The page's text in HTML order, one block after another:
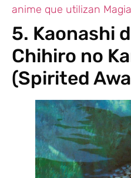
anime que utilizan
5. Kaonashi
Chihiro no
(Spirited